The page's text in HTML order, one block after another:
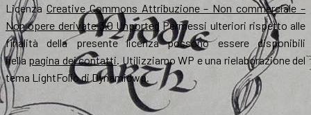
Licenza Creative Commons Attribuzione – Non commerciale –
Non opere derivate 3.0 UnportedPermessi ulteriori rispetto alle
finalità della presente licenza possono essere disponibili
nella pagina dei contatti. Utilizziamo WP e una rielaborazione del
tema LightFolio di Dynamicwp.